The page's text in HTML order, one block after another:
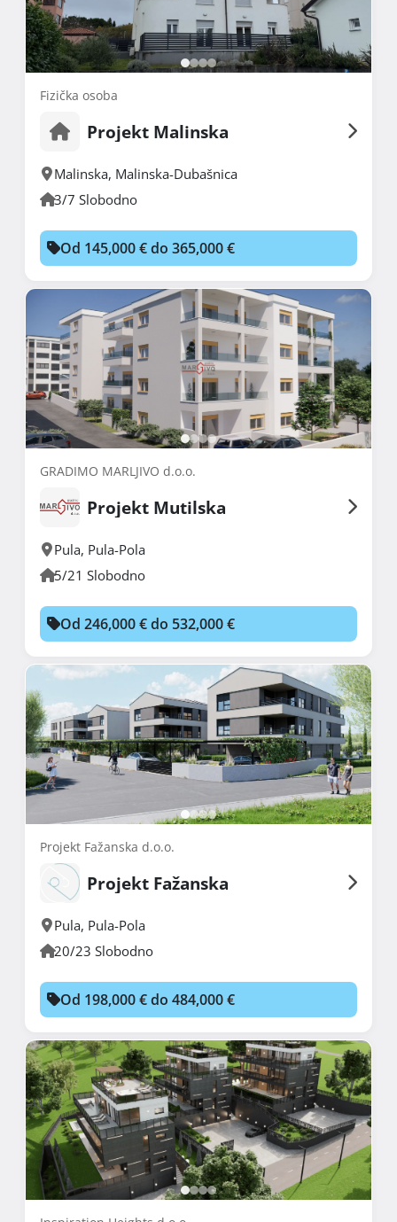
Fizička osoba
Projekt Malinska
Malinska, Malinska-Dubašnica
3/7 Slobodno
Od 145,000 € do 365,000 €
GRADIMO MARLJIVO d.o.o.
Projekt Mutilska
Pula, Pula-Pola
5/21 Slobodno
Od 246,000 € do 532,000 €
Projekt Fažanska d.o.o.
Projekt Fažanska
Pula, Pula-Pola
20/23 Slobodno
Od 198,000 € do 484,000 €